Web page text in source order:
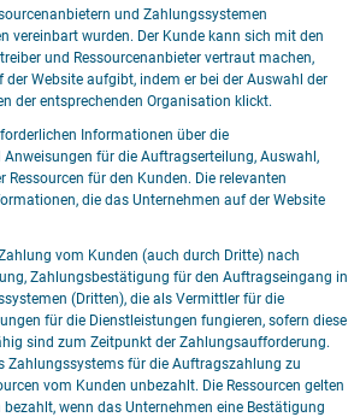
und Zahlungssystemen
vereinbart wurden. Der Kunde kann sich mit den
und Ressourcenanbieter vertraut machen,
der Website aufgibt, indem er bei der Auswahl der
der entsprechenden Organisation klickt.
Informationen über die
für die Auftragserteilung, Auswahl,
Ressourcen für den Kunden. Die relevanten
die das Unternehmen auf der Website
vom Kunden (auch durch Dritte) nach
Zahlungsbestätigung für den Auftragseingang in
(Dritten), die als Vermittler für die
für die Dienstleistungen fungieren, sofern diese
sind zum Zeitpunkt der Zahlungsaufforderung.
Zahlungssystems für die Auftragszahlung zu
vom Kunden unbezahlt. Die Ressourcen gelten
wenn das Unternehmen eine Bestätigung